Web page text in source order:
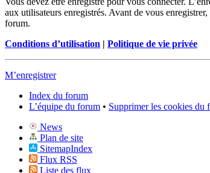
aux utilisateurs enregistrés. Avant de vous
forum.
Conditions d’utilisation | Politique de vie privée
M’enregistrer
Index du forum
L’équipe du forum • Supprimer les cookies du
News
Plan de site
SitemapIndex
Flux RSS
Liste des flux